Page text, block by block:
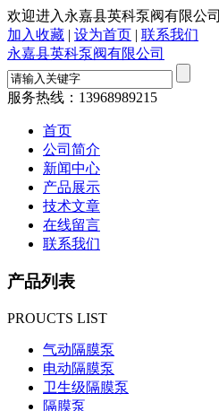
欢迎进入永嘉县英科泵阀有限公
加入收藏 | 设为首页 | 联系我们
永嘉县英科泵阀有限公司
服务热线： 13968989215
首页
公司简介
新闻中心
产品展示
技术文章
在线留言
联系我们
产品列表
PROUCTS LIST
气动隔膜泵
电动隔膜泵
卫生级隔膜泵
隔膜泵